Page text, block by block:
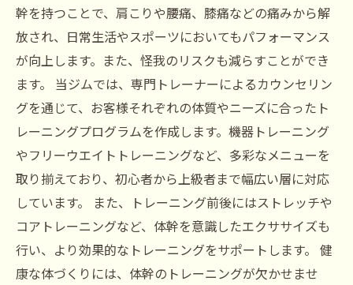
幹を持つことで、肩こりや腰痛、膝痛などの痛みから解
放され、日常生活やスポーツにおいてもパフォーマンス
が向上します。また、怪我のリスクも減らすことができ
ます。 当ジムでは、専門トレーナーによるカウンセリン
グを通じて、お客様それぞれの体質やニーズに合ったト
レーニングプログラムを作成します。機器トレーニング
やフリーウエイトトレーニングなど、多彩なメニューを
取り揃えており、初心者から上級者まで幅広い層に対応
しています。 また、トレーニング前後にはストレッチや
コアトレーニングなど、体幹を意識したエクササイズも
行い、より効果的なトレーニングをサポートします。 健
康な体づくりには、体幹のトレーニングが欠かせませ